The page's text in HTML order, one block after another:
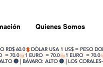
Quienes Somos
🔴 | BÁVARO: ALTO 🔴 | LOS